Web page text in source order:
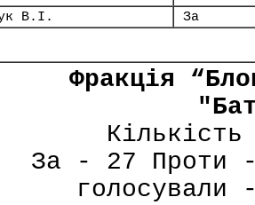
В.І.
За
Фракція
За - 27 Проти